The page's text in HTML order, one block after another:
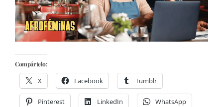
Compártelo:
X Facebook Tumblr
Pinterest LinkedIn WhatsApp